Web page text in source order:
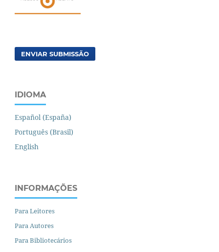
ENVIAR SUBMISSÃO
IDIOMA
Español (España)
Português (Brasil)
English
INFORMAÇÕES
Para Leitores
Para Autores
Para Bibliotecários